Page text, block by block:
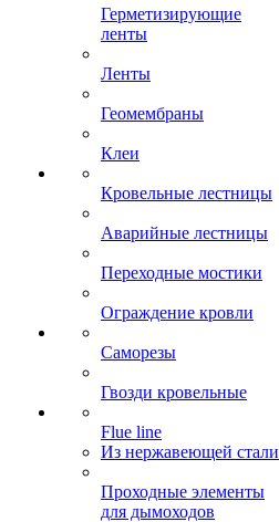
Герметизирующие
ленты
Ленты
Геомембраны
Клеи
Кровельные лестницы
Аварийные лестницы
Переходные мостики
Ограждение кровли
Саморезы
Гвозди кровельные
Flue line
Из нержавеющей стали
Проходные элементы
для дымоходов